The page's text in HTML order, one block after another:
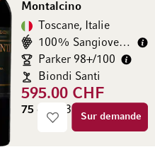
Montalcino
Toscane, Italie
100% Sangiovese grosso
Parker 98+/100
Biondi Santi
595.00 CHF
75 cl (793.33 CHF / l)
Sur demande